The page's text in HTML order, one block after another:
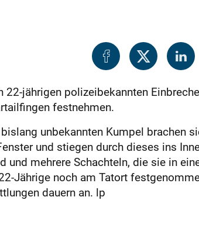
22-jährigen polizeibekannten
festnehmen.
unbekannten Kumpel brachen
und stiegen durch dieses ins
und mehrere Schachteln, die sie in
Jährige noch am Tatort
dauern an. lp